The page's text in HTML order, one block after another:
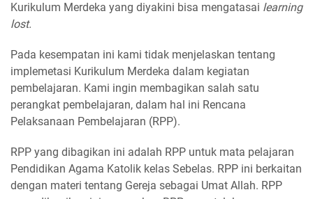
Kurikulum Merdeka yang diyakini bisa mengatasai learning
lost.
Pada kesempatan ini kami tidak menjelaskan tentang
implemetasi Kurikulum Merdeka dalam kegiatan
pembelajaran. Kami ingin membagikan salah satu
perangkat pembelajaran, dalam hal ini Rencana
Pelaksanaan Pembelajaran (RPP).
RPP yang dibagikan ini adalah RPP untuk mata pelajaran
Pendidikan Agama Katolik kelas Sebelas. RPP ini berkaitan
dengan materi tentang Gereja sebagai Umat Allah. RPP